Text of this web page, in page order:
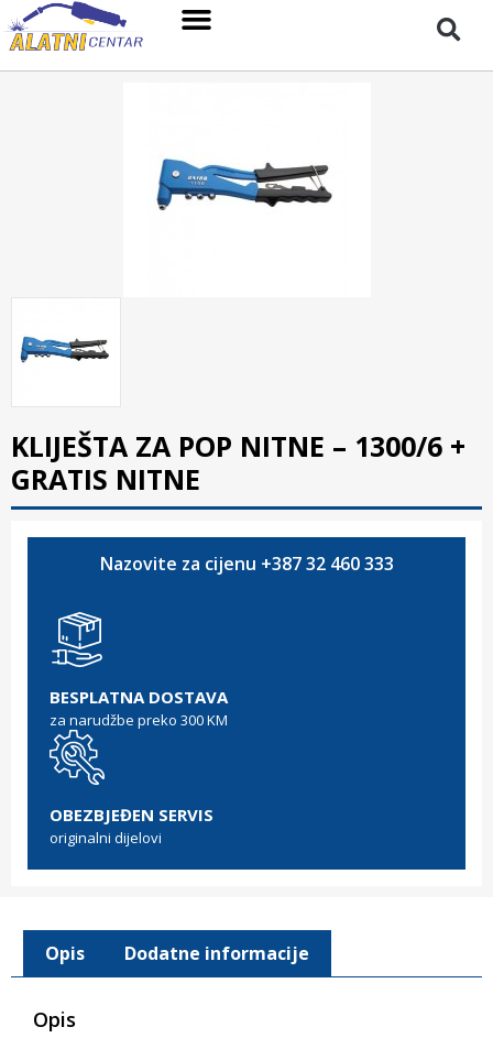
KLIJEŠTA ZA POP NITNE – 1300/6 +
GRATIS NITNE
Nazovite za cijenu +387 32 460 333
BESPLATNA DOSTAVA
za narudžbe preko 300 KM
OBEZBJEĐEN SERVIS
originalni dijelovi
Opis Dodatne informacije
Opis